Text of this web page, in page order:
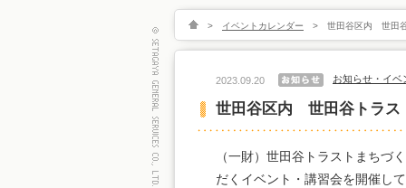
> イベントカレンダー > 世田谷区内 世田
2023.09.20 お知らせ・イベ
世田谷区内 世田谷トラス
（一財）世田谷トラストまちづ
だくイベント・講習会を開催し